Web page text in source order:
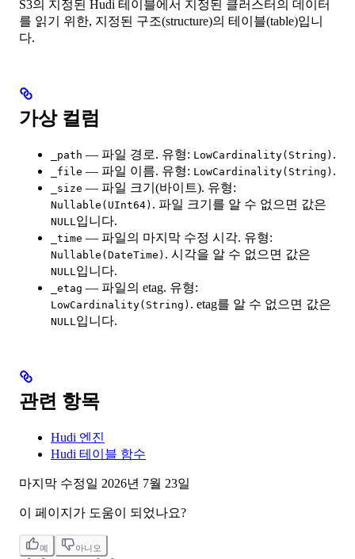
S3의 지정된 Hudi 테이블에서 지정된 클러스터의 데이터
를 읽기 위한, 지정된 구조(structure)의 테이블(table)입니
다.
가상 컬럼
_path — 파일 경로. 유형: LowCardinality(String) .
_file — 파일 이름. 유형: LowCardinality(String) .
_size — 파일 크기(바이트). 유형:
Nullable(UInt64) . 파일 크기를 알 수 없으면 값은
NULL 입니다.
_time — 파일의 마지막 수정 시각. 유형:
Nullable(DateTime) . 시각을 알 수 없으면 값은
NULL 입니다.
_etag — 파일의 etag. 유형:
LowCardinality(String) . etag를 알 수 없으면 값은
NULL 입니다.
관련 항목
Hudi 엔진
Hudi 테이블 함수
마지막 수정일 2026년 7월 23일
이 페이지가 도움이 되었나요?
예 아니오